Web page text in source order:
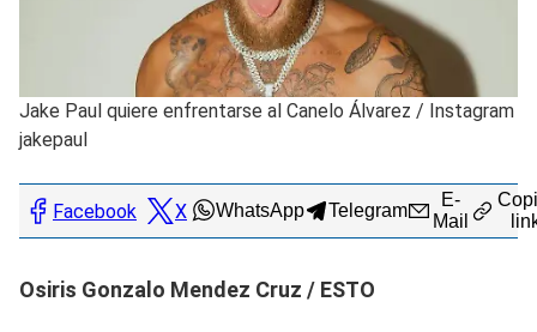
Jake Paul quiere enfrentarse al Canelo Álvarez / Instagram
jakepaul
Facebook X WhatsApp Telegram
E-
Mail
Osiris Gonzalo Mendez Cruz / ESTO